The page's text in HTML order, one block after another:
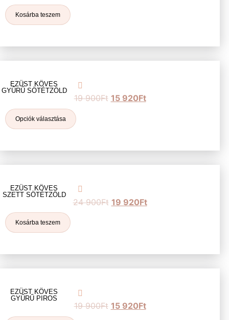
Kosárba teszem
EZÜST KÖVES
GYŰRŰ SÖTÉTZÖLD
19 900Ft 15 920Ft
Opciók választása
EZÜST KÖVES
SZETT SÖTÉTZÖLD
24 900Ft 19 920Ft
Kosárba teszem
EZÜST KÖVES
GYŰRŰ PIROS
19 900Ft 15 920Ft